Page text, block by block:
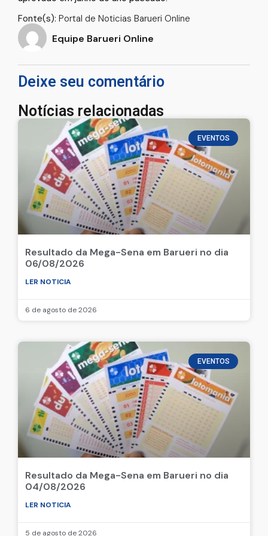
Fonte(s): Portal de Noticias Barueri Online
Equipe Barueri Online
Deixe seu comentário
Notícias relacionadas
EVENTOS
Resultado da Mega-Sena em Barueri no dia
06/08/2026
LER NOTICIA
6 de agosto de 2026
EVENTOS
Resultado da Mega-Sena em Barueri no dia
04/08/2026
LER NOTICIA
5 de agosto de 2026